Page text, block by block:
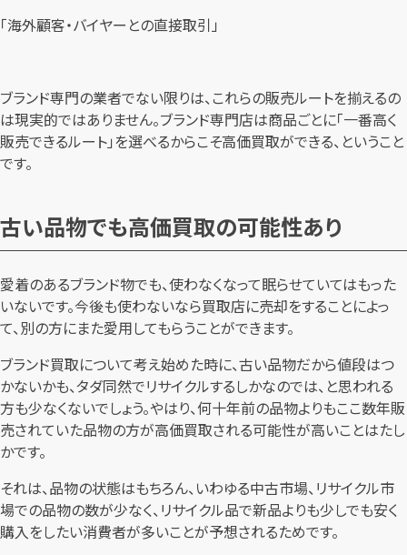
「海外顧客・バイヤーとの直接取引」
ブランド専門の業者でない限りは、これらの販売ルートを揃えるの
は現実的ではありません。ブランド専門店は商品ごとに「一番高く
販売できるルート」を選べるからこそ高価買取ができる、ということ
です。
古い品物でも高価買取の可能性あり
愛着のあるブランド物でも、使わなくなって眠らせていてはもった
いないです。今後も使わないなら買取店に売却をすることによっ
て、別の方にまた愛用してもらうことができます。
ブランド買取について考え始めた時に、古い品物だから値段はつ
かないかも、タダ同然でリサイクルするしかなのでは、と思われる
方も少なくないでしょう。やはり、何十年前の品物よりもここ数年販
売されていた品物の方が高価買取される可能性が高いことはたし
かです。
それは、品物の状態はもちろん、いわゆる中古市場、リサイクル市
場での品物の数が少なく、リサイクル品で新品よりも少しでも安く
購入をしたい消費者が多いことが予想されるためです。